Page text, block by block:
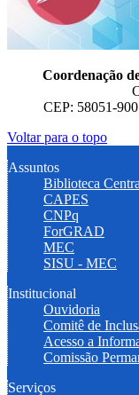
Coordenação
CEP: 58051-
Voltar para o topo
Assuntos
Biblioteca
CAPES
CNPq
ForGRAD
MEC
SISU - MEC
Institucional
Ouvidoria
Comitê de
Acesso a
Comissão
Serviços